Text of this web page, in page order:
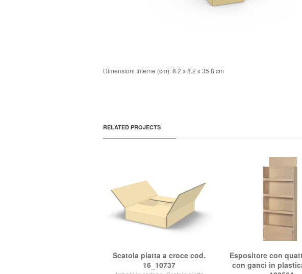
Dimensioni Interne (cm): 8.2 x 8.2 x 35.8 cm
RELATED PROJECTS
Scatola piatta a croce cod.
16_10737
Espositore con
con ganci in